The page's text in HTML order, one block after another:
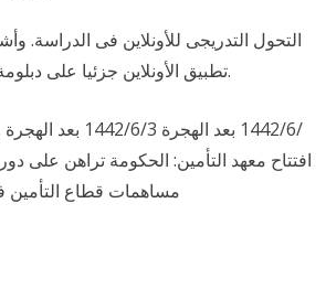
تطبيق الأونلاين جزئيا على دبلومة إعادة التأمين والتى بدات اول ديسمبر وتستمر لمدة 6 شهور.
افتتاح معهد التأمين: الحكومة تراهن على
مساهمات قطاع التأمين فى الناتج المحلى 3‏‏/6‏‏/